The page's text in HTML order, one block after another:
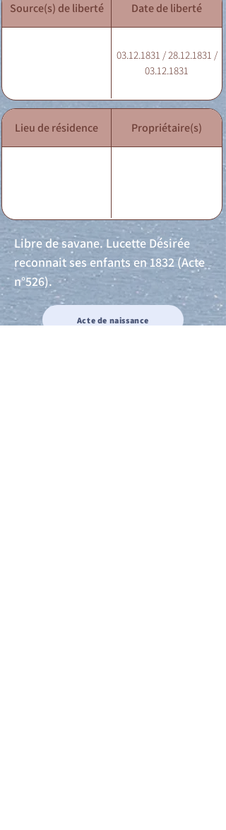
Source(s) de liberté Date de liberté
03.12.1831 / 28.12.1831 /
03.12.1831
Lieu de résidence Propriétaire(s)
Libre de savane. Lucette Désirée
reconnait ses enfants en 1832 (Acte
n°526).
Acte de naissance